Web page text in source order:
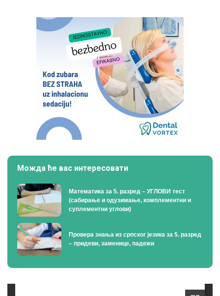
Можда ће вас интересовати
Математика за 5. разред – УГЛОВИ тест
(сабирање и одузимање, комплементни и
суплементни углови)
Провера знања из српског језика за 5. разред
– придеви, заменице, падежи